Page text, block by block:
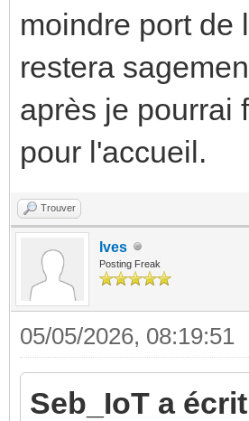
moindre port de
restera
après je pourrai
pour l'accueil.
Trouver
Ives
Posting Freak
05/05/2026, 08:19:51
Seb_IoT a